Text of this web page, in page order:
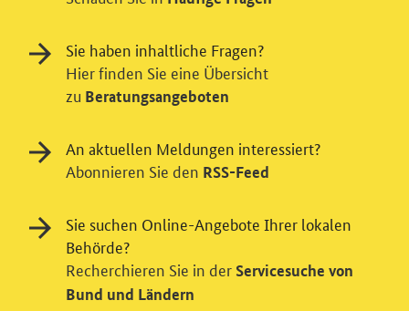
Videodienst
Wir bitten Sie an dieser Stelle um Ihre Einwilligung für
verschiedene Zusatzdienste unserer Webseite: Wir
Sie haben inhaltliche Fragen?
Hier finden Sie eine Übersicht
zu Beratungsangeboten
An aktuellen Meldungen interessiert?
Abonnieren Sie den RSS-Feed
Sie suchen Online-Angebote Ihrer lokalen
Behörde?
Recherchieren Sie in der Servicesuche von
Bund und Ländern